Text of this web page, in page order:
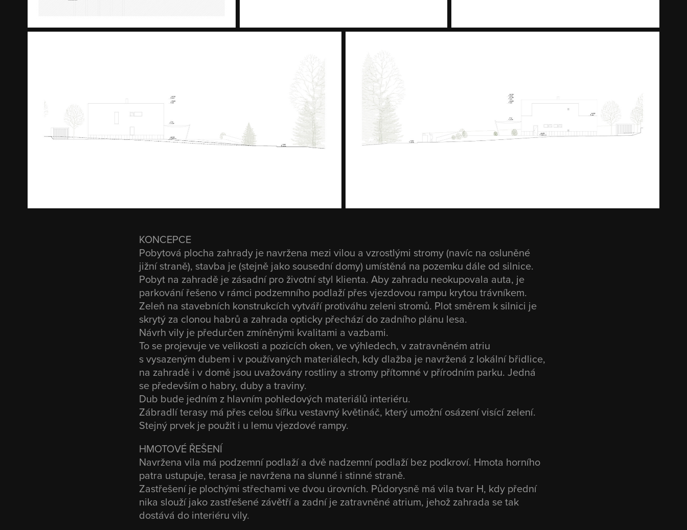
KONCEPCE
Pobytová plocha zahrady je navržena mezi vilou a vzrostlými stromy (navíc na osluněné
jižní straně), stavba je (stejně jako sousední domy) umístěná na pozemku dále od silnice.
Pobyt na zahradě je zásadní pro životní styl klienta. Aby zahradu neokupovala auta, je
parkování řešeno v rámci podzemního podlaží přes vjezdovou rampu krytou trávníkem.
Zeleň na stavebních konstrukcích vytváří protiváhu zeleni stromů. Plot směrem k silnici je
skrytý za clonou habrů a zahrada opticky přechází do zadního plánu lesa.
Návrh vily je předurčen zmíněnými kvalitami a vazbami.
To se projevuje ve velikosti a pozicích oken, ve výhledech, v zatravněném atriu
s vysazeným dubem i v používaných materiálech, kdy dlažba je navržená z lokální břidlice,
na zahradě i v domě jsou uvažovány rostliny a stromy přítomné v přírodním parku. Jedná
se především o habry, duby a traviny.
Dub bude jedním z hlavním pohledových materiálů interiéru.
Zábradlí terasy má přes celou šířku vestavný květináč, který umožní osázení visící zelení.
Stejný prvek je použit i u lemu vjezdové rampy.
HMOTOVÉ ŘEŠENÍ
Navržena vila má podzemní podlaží a dvě nadzemní podlaží bez podkroví. Hmota horního
patra ustupuje, terasa je navržena na slunné i stinné straně.
Zastřešení je plochými střechami ve dvou úrovních. Půdorysně má vila tvar H, kdy přední
nika slouží jako zastřešené závětří a zadní je zatravněné atrium, jehož zahrada se tak
dostává do interiéru vily.